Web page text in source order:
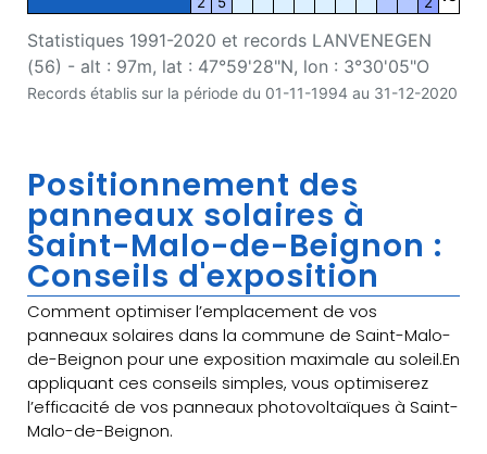
Statistiques 1991-2020 et records LANVENEGEN
(56) - alt : 97m, lat : 47°59'28"N, lon : 3°30'05"O
Records établis sur la période du 01-11-1994 au 31-12-2020
Positionnement des
panneaux solaires à
Saint-Malo-de-Beignon :
Conseils d'exposition
Comment optimiser l’emplacement de vos
panneaux solaires dans la commune de Saint-Malo-
de-Beignon pour une exposition maximale au soleil.En
appliquant ces conseils simples, vous optimiserez
l’efficacité de vos panneaux photovoltaïques à Saint-
Malo-de-Beignon.